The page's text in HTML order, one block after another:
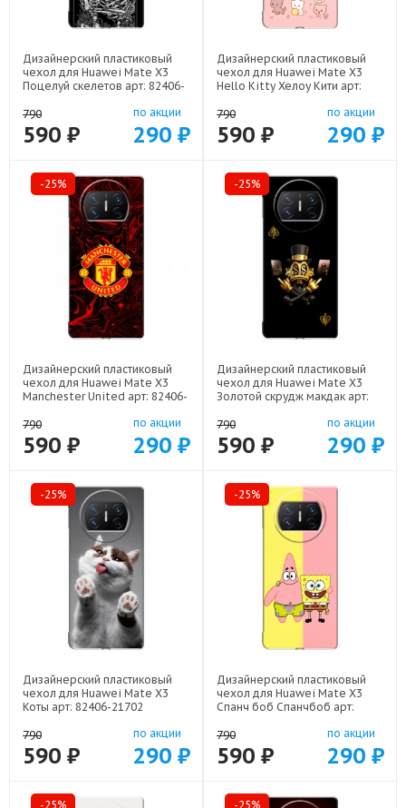
Дизайнерский пластиковый
чехол для Huawei Mate X3
Поцелуй скелетов арт: 82406-
790
590 ₽
по акции
290 ₽
Дизайнерский пластиковый
чехол для Huawei Mate X3
Hello Kitty Хелоу Кити арт:
790
590 ₽
по акции
290 ₽
-25%
Дизайнерский пластиковый
чехол для Huawei Mate X3
Manchester United арт: 82406-
790
590 ₽
по акции
290 ₽
-25%
Дизайнерский пластиковый
чехол для Huawei Mate X3
Золотой скрудж макдак арт:
790
590 ₽
по акции
290 ₽
-25%
Дизайнерский пластиковый
чехол для Huawei Mate X3
Коты арт: 82406-21702
790
590 ₽
по акции
290 ₽
-25%
Дизайнерский пластиковый
чехол для Huawei Mate X3
Спанч боб Спанчбоб арт:
790
590 ₽
по акции
290 ₽
-25% -25%